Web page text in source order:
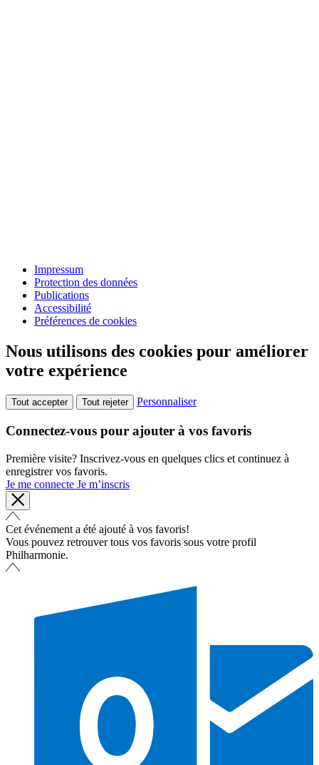
Impressum
Protection des données
Publications
Accessibilité
Préférences de cookies
Nous utilisons des cookies pour améliorer
votre expérience
Tout accepter Tout rejeter Personnaliser
Connectez-vous pour ajouter à vos favoris
Première visite? Inscrivez-vous en quelques clics et continuez à
enregistrer vos favoris.
Je me connecte Je m’inscris
Cet événement a été ajouté à vos favoris!
Vous pouvez retrouver tous vos favoris sous votre profil
Philharmonie.